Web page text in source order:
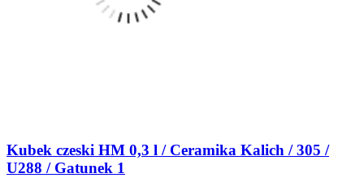
Kubek czeski HM 0,3 l / Ceramika Kalich / 305 /
U288 / Gatunek 1